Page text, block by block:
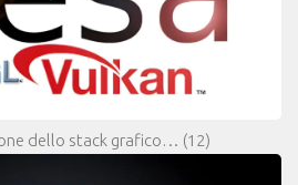
dello stack grafico… (12)